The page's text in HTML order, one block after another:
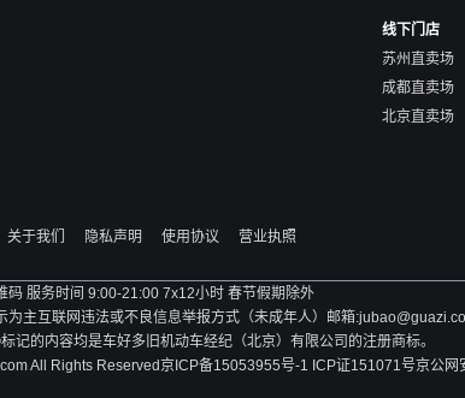
线下门店
苏州直卖场
成都直卖场
北京直卖场
关于我们
隐私声明 使用协议 营业执照
码 服务时间 9:00-21:00 7x12小时 春节假期除外
为主 互联网违法或不良信息举报方式（未成年人）邮箱
记的内容均是车好多旧机动车经纪（北京）有限公司的注册商标。
All Rights Reserved京ICP备15053955号-1 ICP证151071号京公网